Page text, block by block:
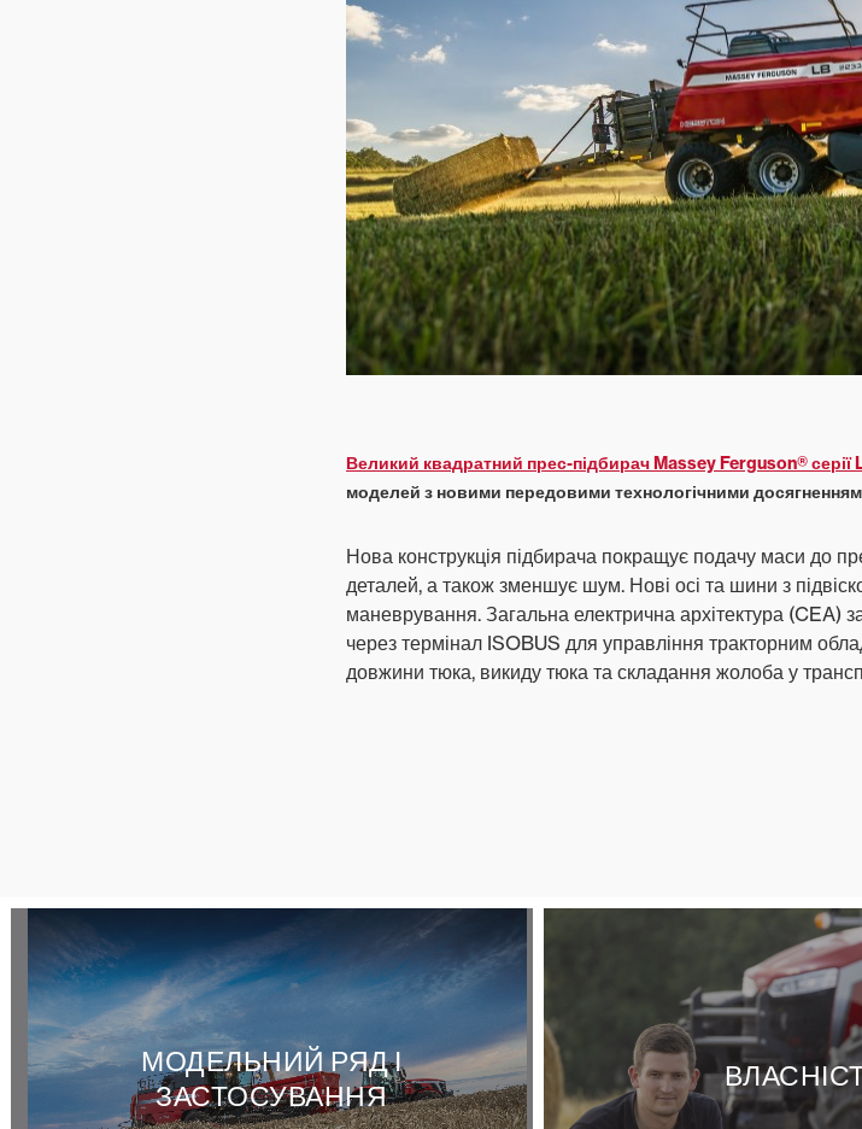
Благоустрій
Змішані
діяльності
Великий квадратний прес-підбирач Massey Ferguson® серії
моделей з новими передовими технологічними
Нова конструкція підбирача покращує подачу маси до
деталей, а також зменшує шум. Нові осі та шини з
маневрування. Загальна електрична архітектура (CEA)
через термінал ISOBUS для управління тракторним
довжини тюка, викиду тюка та складання жолоба у
МОДЕЛЬНИЙ РЯД І
ЗАСТОСУВАННЯ